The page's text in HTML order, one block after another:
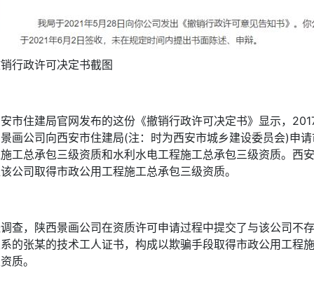
行政许可决定书截图
市住建局官网发布的这份《撤销行政许可决定书》显示，
画公司向西安市住建局(注：时为西安市城乡建设委员会)申
工总承包三级资质和水利水电工程施工总承包三级资质。西
公司取得市政公用工程施工总承包三级资质。
查，陕西景画公司在资质许可申请过程中提交了与该公司不
的张某的技术工人证书，构成以欺骗手段取得市政公用工程
质。